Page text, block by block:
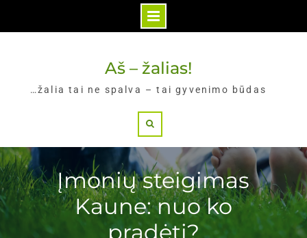
Aš – žalias!
…žalia tai ne spalva – tai gyvenimo būdas
Įmonių steigimas
Kaune: nuo ko
pradėti?